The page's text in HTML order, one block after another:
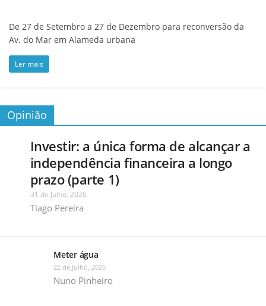
De 27 de Setembro a 27 de Dezembro para reconversão da
Av. do Mar em Alameda urbana
Ler mais
Opinião
Investir: a única forma de alcançar a
independência financeira a longo
prazo (parte 1)
31 de Julho, 2026
Tiago Pereira
Meter água
22 de Julho, 2026
Nuno Pinheiro